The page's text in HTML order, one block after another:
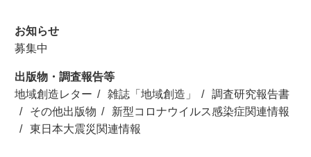
お知らせ
募集中
出版物・調査報告等
地域創造レター
雑誌「地域創造」
調査研究報告書
その他出版物
新型コロナウイルス感染症関連情報
東日本大震災関連情報